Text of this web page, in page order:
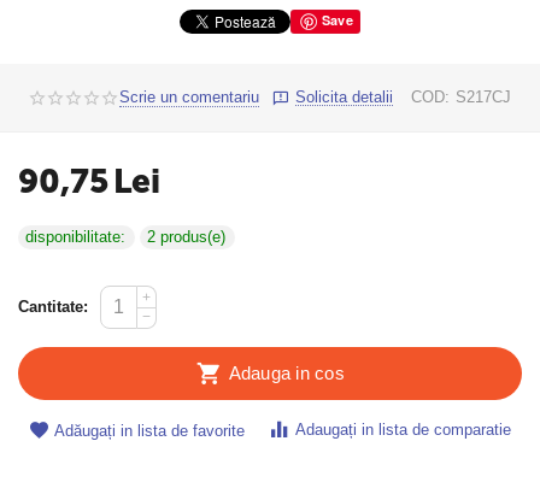
Save
Scrie un comentariu Solicita detalii COD: S217CJ
90,75Lei
disponibilitate: 2 produs(e)
Cantitate:
+
−
Adauga in cos
Adăugați in lista de favorite Adaugați in lista de comparatie